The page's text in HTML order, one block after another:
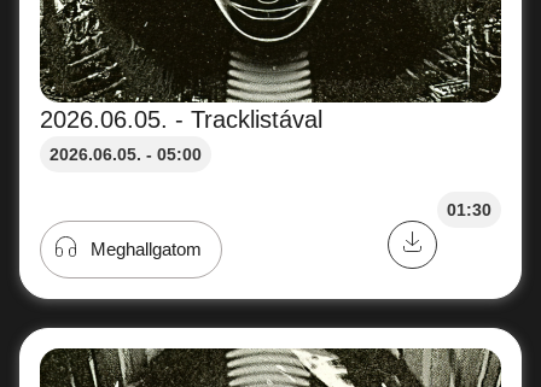
2026.06.05. - Tracklistával
2026.06.05. - 05:00
01:30
Meghallgatom